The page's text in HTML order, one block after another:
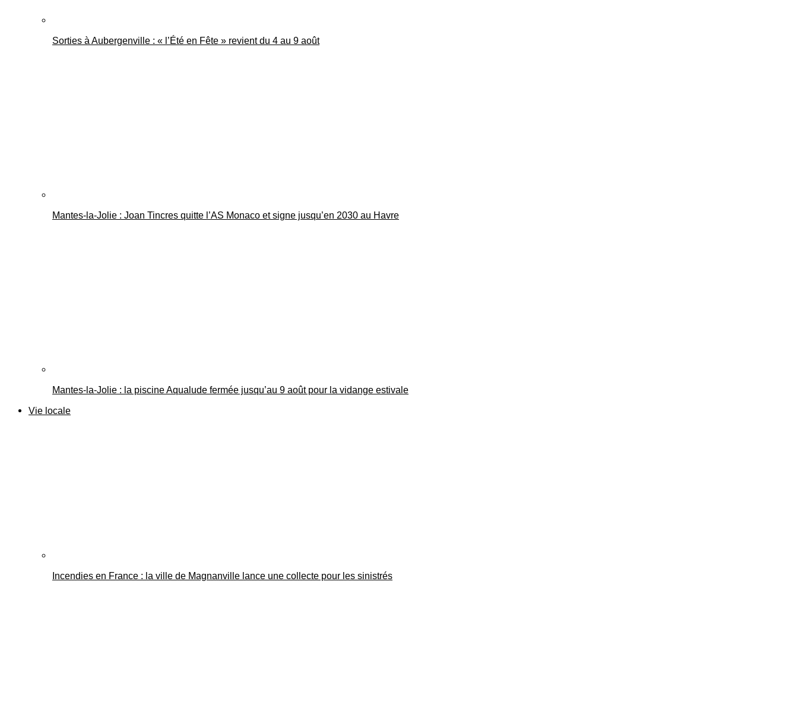
Sorties à Aubergenville : « l’Été en Fête » revient du 4 au 9 août
Mantes-la-Jolie : Joan Tincres quitte l’AS Monaco et signe jusqu’en 2030 au Havre
Mantes-la-Jolie : la piscine Aqualude fermée jusqu’au 9 août pour la vidange estivale
Vie locale
Incendies en France : la ville de Magnanville lance une collecte pour les sinistrés